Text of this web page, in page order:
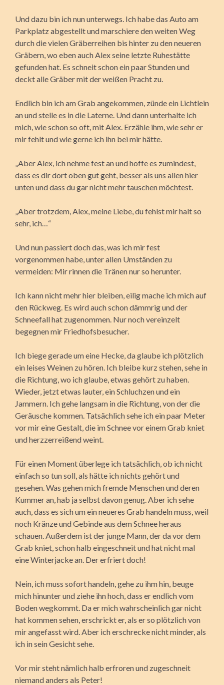
Und dazu bin ich nun unterwegs. Ich habe das Auto am
Parkplatz abgestellt und marschiere den weiten Weg
durch die vielen Gräberreihen bis hinter zu den neueren
Gräbern, wo eben auch Alex seine letzte Ruhestätte
gefunden hat. Es schneit schon ein paar Stunden und
deckt alle Gräber mit der weißen Pracht zu.
Endlich bin ich am Grab angekommen, zünde ein Lichtlein
an und stelle es in die Laterne. Und dann unterhalte ich
mich, wie schon so oft, mit Alex. Erzähle ihm, wie sehr er
mir fehlt und wie gerne ich ihn bei mir hätte.
„Aber Alex, ich nehme fest an und hoffe es zumindest,
dass es dir dort oben gut geht, besser als uns allen hier
unten und dass du gar nicht mehr tauschen möchtest.
„Aber trotzdem, Alex, meine Liebe, du fehlst mir halt so
sehr, ich…“
Und nun passiert doch das, was ich mir fest
vorgenommen habe, unter allen Umständen zu
vermeiden: Mir rinnen die Tränen nur so herunter.
Ich kann nicht mehr hier bleiben, eilig mache ich mich auf
den Rückweg. Es wird auch schon dämmrig und der
Schneefall hat zugenommen. Nur noch vereinzelt
begegnen mir Friedhofsbesucher.
Ich biege gerade um eine Hecke, da glaube ich plötzlich
ein leises Weinen zu hören. Ich bleibe kurz stehen, sehe in
die Richtung, wo ich glaube, etwas gehört zu haben.
Wieder, jetzt etwas lauter, ein Schluchzen und ein
Jammern. Ich gehe langsam in die Richtung, von der die
Geräusche kommen. Tatsächlich sehe ich ein paar Meter
vor mir eine Gestalt, die im Schnee vor einem Grab kniet
und herzzerreißend weint.
Für einen Moment überlege ich tatsächlich, ob ich nicht
einfach so tun soll, als hätte ich nichts gehört und
gesehen. Was gehen mich fremde Menschen und deren
Kummer an, hab ja selbst davon genug. Aber ich sehe
auch, dass es sich um ein neueres Grab handeln muss, weil
noch Kränze und Gebinde aus dem Schnee heraus
schauen. Außerdem ist der junge Mann, der da vor dem
Grab kniet, schon halb eingeschneit und hat nicht mal
eine Winterjacke an. Der erfriert doch!
Nein, ich muss sofort handeln, gehe zu ihm hin, beuge
mich hinunter und ziehe ihn hoch, dass er endlich vom
Boden wegkommt. Da er mich wahrscheinlich gar nicht
hat kommen sehen, erschrickt er, als er so plötzlich von
mir angefasst wird. Aber ich erschrecke nicht minder, als
ich in sein Gesicht sehe.
Vor mir steht nämlich halb erfroren und zugeschneit
niemand anders als Peter!